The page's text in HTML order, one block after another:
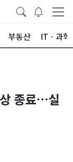
부동산 ITㆍ과학
종료…실